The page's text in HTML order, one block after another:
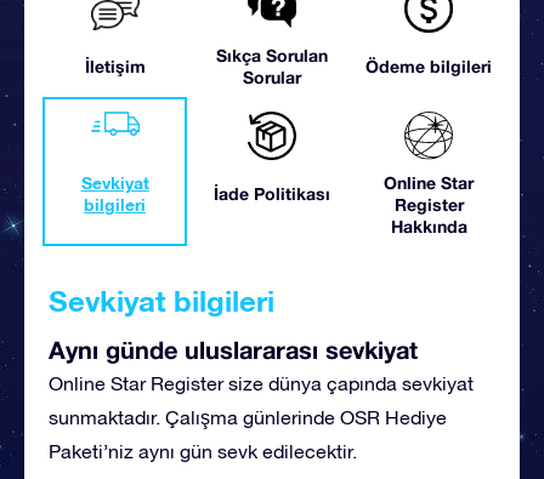
İletişim
Sıkça Sorulan
Sorular
Ödeme bilgileri
Sevkiyat
bilgileri
İade Politikası
Online Star
Register
Hakkında
Sevkiyat bilgileri
Aynı günde uluslararası sevkiyat
Online Star Register size dünya çapında sevkiyat
sunmaktadır. Çalışma günlerinde OSR Hediye
Paketi’niz aynı gün sevk edilecektir.